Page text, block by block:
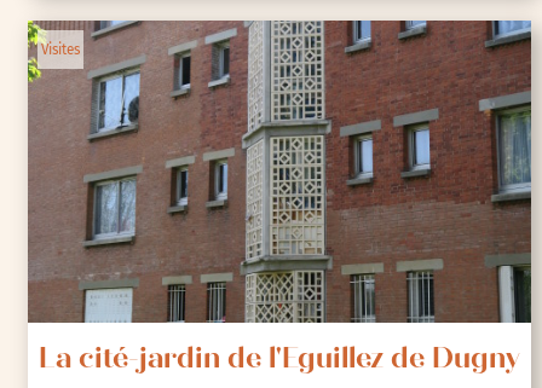
Visites
La cité-jardin de l'Eguillez de Dugny